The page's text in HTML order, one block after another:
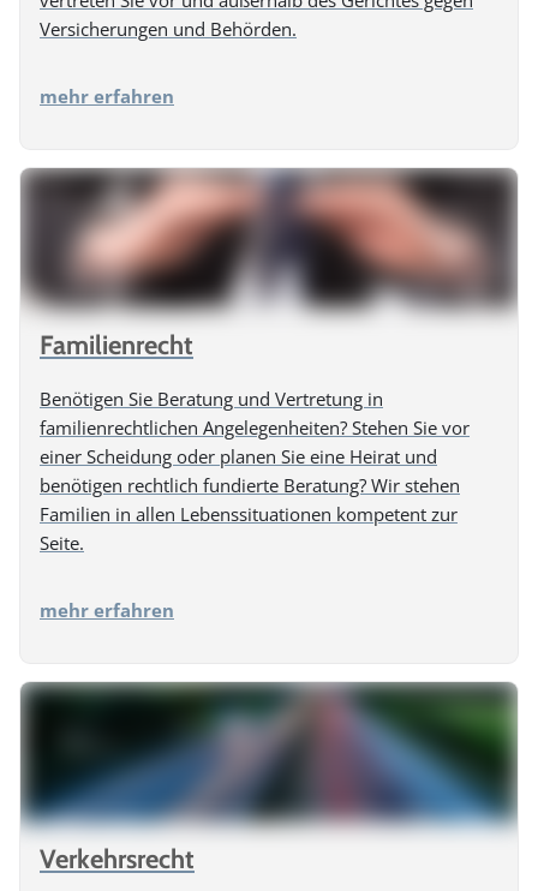
Versicherungen und Behörden.
mehr erfahren
Familienrecht
Benötigen Sie Beratung und Vertretung in
familienrechtlichen Angelegenheiten? Stehen Sie vor
einer Scheidung oder planen Sie eine Heirat und
benötigen rechtlich fundierte Beratung? Wir stehen
Familien in allen Lebenssituationen kompetent zur
Seite.
mehr erfahren
Verkehrsrecht